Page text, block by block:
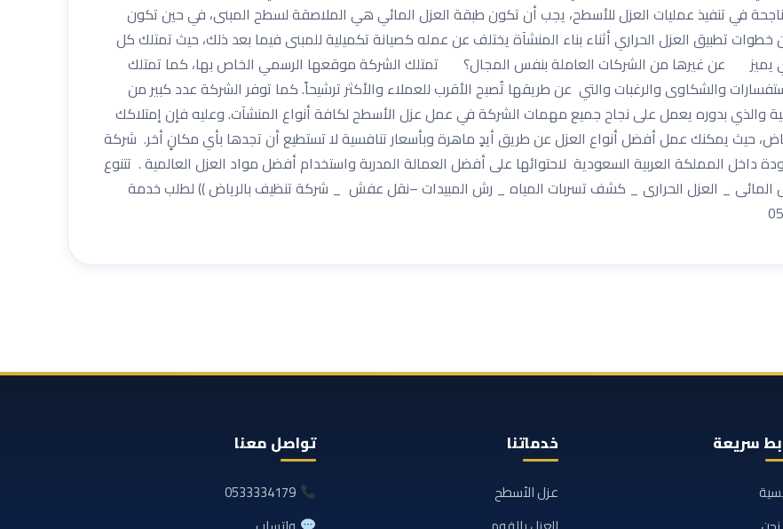
في تنفيذ عمليات العزل للأسطح، يجب أن تكون طبقة العزل المائي هي الملاصقة لسطح المبنى، في حين تكون
تطبيق العزل الحراري أثناء بناء المنشآة يختلف عن عمله كصيانة تكميلية للمبنى فيما بعد ذلك، حيث تمتلك كل
يميز عن غيرها من الشركات العاملة بنفس المجال؟ تمتلك الشركة موقعها الرسمي الخاص بها، كما تمتلك
والشكاوى والرغبات والتي عن طريقها تُصبح الأقرب للعملاء والأكثر ترشيحاً. كما توفر الشركة عدد كبير من
والذي بدوره يعمل على نجاح جميع مهمات الشركة في عمل عزل الأسطح لكافة أنواع المنشآت. وعليه فإن إمتلاكك
حيث يمكنك عمل أفضل أنواع العزل عن طريق أيدٍ ماهرة وبأسعار تنافسية لا تستطيع أن تجدها بأي مكانٍ أخر. شركة
المملكة العربية السعودية لاحتوائها على أفضل العمالة المدربة واستخدام أفضل مواد العزل العالمية . تتنوع
المائى _ العزل الحرارى _ كشف تسربات المياه _ رش المبيدات –نقل عفش _ شركة تنظيف بالرياض )) لطلب خدمة
سريعة خدماتنا
عزل الأسطح
تواصل معنا
0533334179